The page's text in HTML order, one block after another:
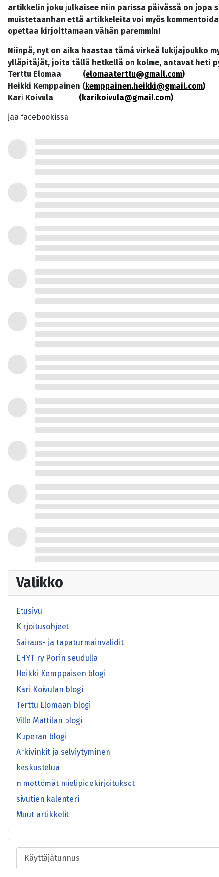
artikkelin joku julkaisee niin parissa päivässä on
muistetaanhan että artikkeleita voi myös
opettaa kirjoittamaan vähän paremmin!
Niinpä, nyt on aika haastaa tämä virkeä lukijajoukko
ylläpitäjät, joita tällä hetkellä on kolme, antavat heti
Terttu Elomaa (elomaaterttu@gmail.com)
Heikki Kemppainen (kemppainen.heikki@gmail.com)
Kari Koivula (karikoivula@gmail.com)
jaa facebookissa
Valikko
Etusivu
Kirjoitusohjeet
Sairaus- ja tapaturmainvalidit
EHYT ry Porin seudulla
Heikki Kemppaisen blogi
Kari Koivulan blogi
Terttu Elomaan blogi
Ville Mattilan blogi
Kuperan blogi
Arkivinkit ja selviytyminen
keskustelua
nimettömät mielipidekirjoitukset
sivutien kalenteri
Muut artikkelit
Käyttäjätunnus